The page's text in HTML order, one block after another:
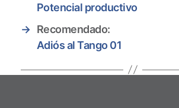
Potencial productivo
→ Recomendado:
Adiós al Tango 01